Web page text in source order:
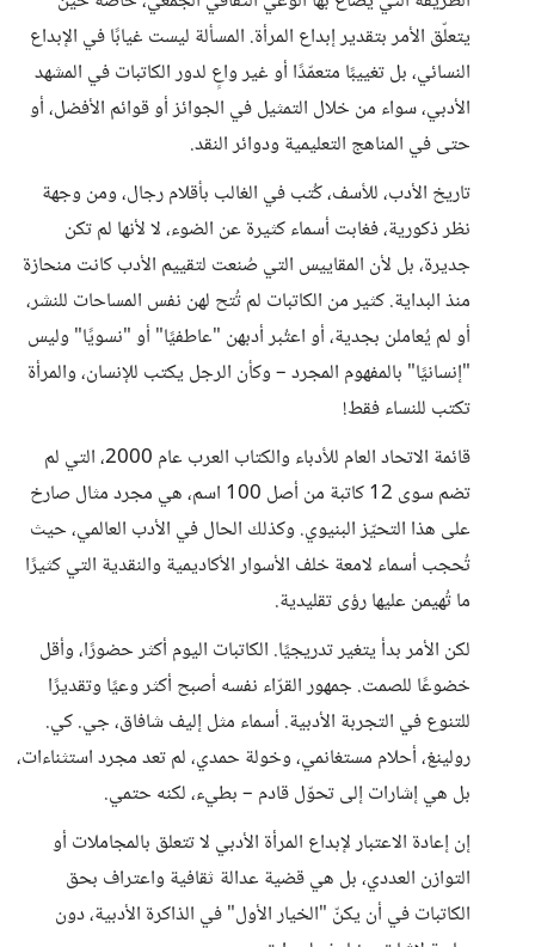
يتعلّق الأمر بتقدير إبداع المرأة. المسألة ليست غيابًا في الإبداع
النسائي، بل تغييبًا متعمّدًا أو غير واعٍ لدور الكاتبات في المشهد
الأدبي، سواء من خلال التمثيل في الجوائز أو قوائم الأفضل، أو
حتى في المناهج التعليمية ودوائر النقد.
تاريخ الأدب، للأسف، كُتب في الغالب بأقلام رجال، ومن وجهة
نظر ذكورية، فغابت أسماء كثيرة عن الضوء، لا لأنها لم تكن
جديرة، بل لأن المقاييس التي صُنعت لتقييم الأدب كانت منحازة
منذ البداية. كثير من الكاتبات لم تُتح لهن نفس المساحات للنشر،
أو لم يُعاملن بجدية، أو اعتُبر أدبهن "عاطفيًا" أو "نسويًا" وليس
"إنسانيًا" بالمفهوم المجرد – وكأن الرجل يكتب للإنسان، والمرأة
تكتب للنساء فقط!
قائمة الاتحاد العام للأدباء والكتاب العرب عام 2000، التي لم
تضم سوى 12 كاتبة من أصل 100 اسم، هي مجرد مثال صارخ
على هذا التحيّز البنيوي. وكذلك الحال في الأدب العالمي، حيث
تُحجب أسماء لامعة خلف الأسوار الأكاديمية والنقدية التي كثيرًا
ما تُهيمن عليها رؤى تقليدية.
لكن الأمر بدأ يتغير تدريجيًا. الكاتبات اليوم أكثر حضورًا، وأقل
خضوعًا للصمت. جمهور القرّاء نفسه أصبح أكثر وعيًا وتقديرًا
للتنوع في التجربة الأدبية. أسماء مثل إليف شافاق، جي. كي.
رولينغ، أحلام مستغانمي، وخولة حمدي، لم تعد مجرد استثناءات،
بل هي إشارات إلى تحوّل قادم – بطيء، لكنه حتمي.
إن إعادة الاعتبار لإبداع المرأة الأدبي لا تتعلق بالمجاملات أو
التوازن العددي، بل هي قضية عدالة ثقافية واعتراف بحق
الكاتبات في أن يكنّ "الخيار الأول" في الذاكرة الأدبية، دون